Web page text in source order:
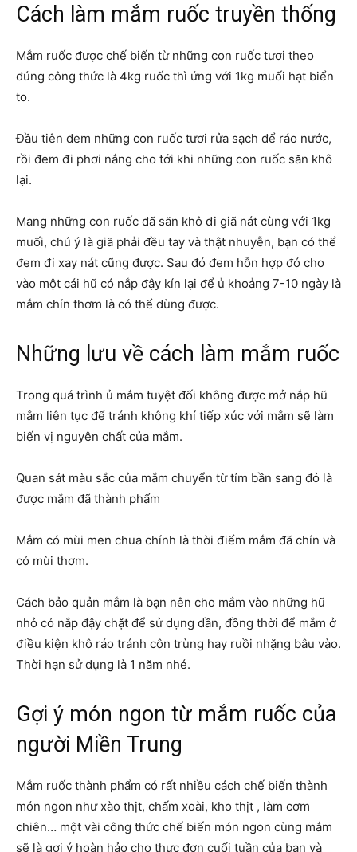
Cách làm mắm ruốc truyền thống
Mắm ruốc được chế biến từ những con ruốc tươi theo
đúng công thức là 4kg ruốc thì ứng với 1kg muối hạt biển
to.
Đầu tiên đem những con ruốc tươi rửa sạch để ráo nước,
rồi đem đi phơi nắng cho tới khi những con ruốc săn khô
lại.
Mang những con ruốc đã săn khô đi giã nát cùng với 1kg
muối, chú ý là giã phải đều tay và thật nhuyễn, bạn có thể
đem đi xay nát cũng được. Sau đó đem hỗn hợp đó cho
vào một cái hũ có nắp đậy kín lại để ủ khoảng 7-10 ngày là
mắm chín thơm là có thể dùng được.
Những lưu về cách làm mắm ruốc
Trong quá trình ủ mắm tuyệt đối không được mở nắp hũ
mắm liên tục để tránh không khí tiếp xúc với mắm sẽ làm
biến vị nguyên chất của mắm.
Quan sát màu sắc của mắm chuyển từ tím bần sang đỏ là
được mắm đã thành phẩm
Mắm có mùi men chua chính là thời điểm mắm đã chín và
có mùi thơm.
Cách bảo quản mắm là bạn nên cho mắm vào những hũ
nhỏ có nắp đậy chặt để sử dụng dần, đồng thời để mắm ở
điều kiện khô ráo tránh côn trùng hay ruồi nhặng bâu vào.
Thời hạn sử dụng là 1 năm nhé.
Gợi ý món ngon từ mắm ruốc của
người Miền Trung
Mắm ruốc thành phẩm có rất nhiều cách chế biến thành
món ngon như xào thịt, chấm xoài, kho thịt , làm cơm
chiên… một vài công thức chế biến món ngon cùng mắm
sẽ là gợi ý hoàn hảo cho thực đơn cuối tuần của bạn và